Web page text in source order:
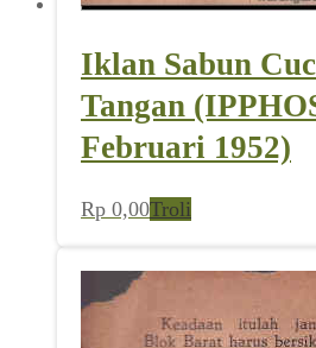
Iklan Sabun
Tangan
Februari 1952)
Rp 0,00Troli